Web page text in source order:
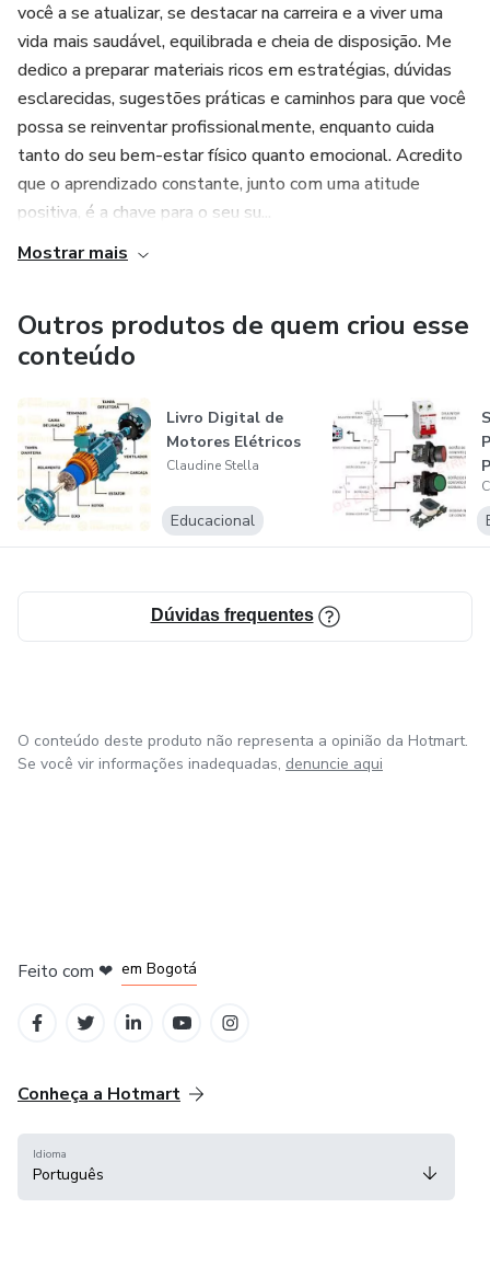
você a se atualizar, se destacar na carreira e a viver uma
vida mais saudável, equilibrada e cheia de disposição. Me
dedico a preparar materiais ricos em estratégias, dúvidas
esclarecidas, sugestões práticas e caminhos para que você
possa se reinventar profissionalmente, enquanto cuida
tanto do seu bem-estar físico quanto emocional. Acredito
que o aprendizado constante, junto com uma atitude
positiva, é a chave para o seu su...
Mostrar mais
Outros produtos de quem criou esse
conteúdo
Livro Digital de
Motores Elétricos
Claudine Stella
Educacional
Dúvidas frequentes
O conteúdo deste produto não representa a opinião da Hotmart.
Se você vir informações inadequadas, denuncie aqui
Feito com ❤ em Bogotá
Conheça a Hotmart
Idioma
Português